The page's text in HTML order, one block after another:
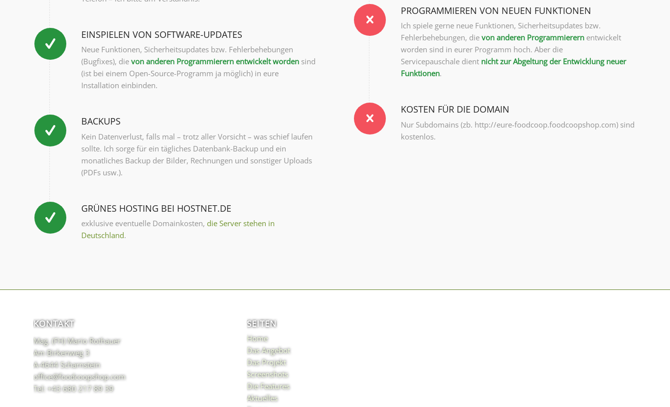
EINSPIELEN VON SOFTWARE-UPDATES
Neue Funktionen, Sicherheitsupdates bzw. Fehlerbehebungen
(Bugfixes), die von anderen Programmierern entwickelt worden sind
(ist bei einem Open-Source-Programm ja möglich) in eure
Installation einbinden.
BACKUPS
Kein Datenverlust, falls mal – trotz aller Vorsicht – was schief laufen
sollte. Ich sorge für ein tägliches Datenbank-Backup und ein
monatliches Backup der Bilder, Rechnungen und sonstiger Uploads
(PDFs usw.).
GRÜNES HOSTING BEI HOSTNET.DE
exklusive eventuelle Domainkosten, die Server stehen in
Deutschland.
PROGRAMMIEREN VON NEUEN FUNKTIONEN
Ich spiele gerne neue Funktionen, Sicherheitsupdates bzw.
Fehlerbehebungen, dievon anderen Programmierern entwickelt
worden sind in eurer Programm hoch. Aber die
Servicepauschale dient nicht zur Abgeltung der Entwicklung neuer
Funktionen.
KOSTEN FÜR DIE DOMAIN
Nur Subdomains (zb. http://eure-foodcoop.foodcoopshop.com) sind
kostenlos.
KONTAKT
Mag. (FH) Mario Rothauer
Am Birkenweg 3
A-4644 Scharnstein
office@foodcoopshop.com
Tel: +43 680 217 89 39
SEITEN
Home
Das Angebot
Das Projekt
Screenshots
Die Features
Aktuelles